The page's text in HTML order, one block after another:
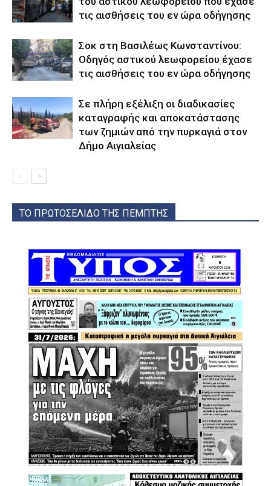
τις αισθήσεις του εν ώρα οδήγησης
Σοκ στη Βασιλέως Κωνσταντίνου:
Οδηγός αστικού λεωφορείου έχασε
τις αισθήσεις του εν ώρα οδήγησης
Σε πλήρη εξέλιξη οι διαδικασίες
καταγραφής και αποκατάστασης
των ζημιών από την πυρκαγιά στον
Δήμο Αιγιαλείας
ΤΟ ΠΡΩΤΟΣΕΛΙΔΟ ΤΗΣ ΠΕΜΠΤΗΣ